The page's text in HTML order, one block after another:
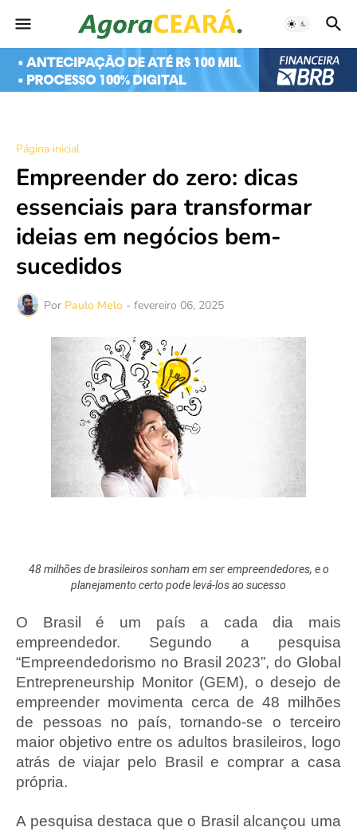
Página inicial
Empreender do zero: dicas
essenciais para transformar
ideias em negócios bem-
sucedidos
Por Paulo Melo - fevereiro 06, 2025
48 milhões de brasileiros sonham em ser empreendedores, e o
planejamento certo pode levá-los ao sucesso
O Brasil é um país a cada dia mais
empreendedor. Segundo a pesquisa
“Empreendedorismo no Brasil 2023”, do Global
Entrepreneurship Monitor (GEM), o desejo de
empreender movimenta cerca de 48 milhões
de pessoas no país, tornando-se o terceiro
maior objetivo entre os adultos brasileiros, logo
atrás de viajar pelo Brasil e comprar a casa
própria.
A pesquisa destaca que o Brasil alcançou uma